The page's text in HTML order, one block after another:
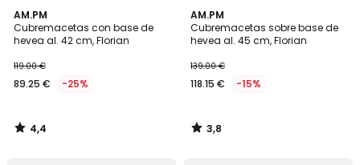
AM.PM
Cubremacetas con base de
hevea al. 42 cm, Florian
119.00 €
89.25 € -25%
4,4
/ 5
4,4
/
AM.PM
Cubremacetas sobre base de
hevea al. 45 cm, Florian
139.00 €
118.15 € -15%
3,8
/ 5
3,8
/